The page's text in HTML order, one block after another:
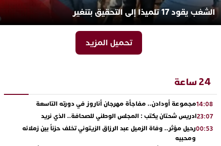
الشغب يقود 17 تلميذا إلى التحقيق بتنغير
تحميل المزيد
24 ساعة
14:08مجموعة أودادن.. مفاجأة مهرجان أناروز في دورته التاسعة
23:07ادريس شحتان يكتب : المجلس الوطني للصحافة.. الذي نريد
00:53رحيل مؤثر.. وفاة الزميل عبد الرزاق الزيتوني تخلف حزناً بين زملائه
ومحبيه